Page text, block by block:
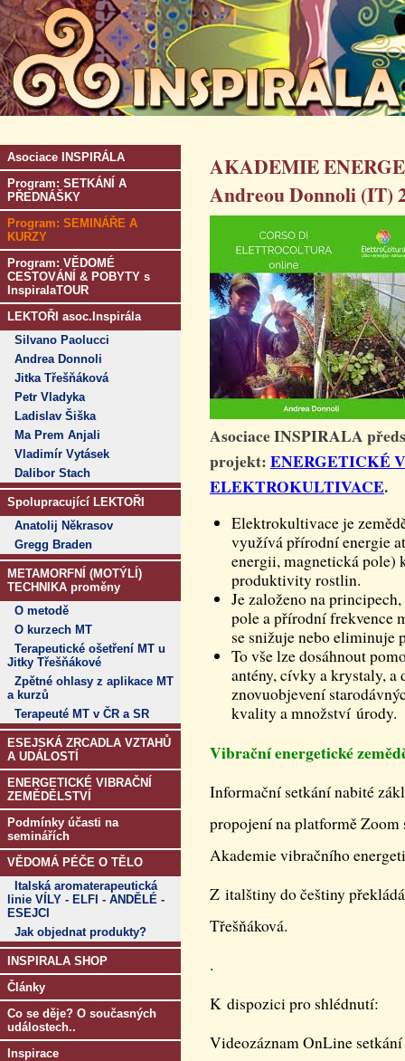
Asociace INSPIRÁLA
Program: SETKÁNÍ A
PŘEDNÁŠKY
Program: SEMINÁŘE A
KURZY
Program: VĚDOMÉ
CESTOVÁNÍ & POBYTY s
InspiralaTOUR
LEKTOŘI asoc.Inspirála
Silvano Paolucci
Andrea Donnoli
Jitka Třešňáková
Petr Vladyka
Ladislav Šiška
Ma Prem Anjali
Vladimír Vytásek
Dalibor Stach
Spolupracující LEKTOŘI
Anatolij Někrasov
Gregg Braden
METAMORFNÍ (MOTÝLÍ)
TECHNIKA proměny
O metodě
O kurzech MT
Terapeutické ošetření MT u
Jitky Třešňákové
Zpětné ohlasy z aplikace MT
a kurzů
Terapeuté MT v ČR a SR
ESEJSKÁ ZRCADLA VZTAHŮ
A UDÁLOSTÍ
ENERGETICKÉ VIBRAČNÍ
ZEMĚDĚLSTVÍ
Podmínky účasti na
seminářích
VĚDOMÁ PÉČE O TĚLO
Italská aromaterapeutická
linie VÍLY - ELFI - ANDĚLÉ -
ESEJCI
Jak objednat produkty?
INSPIRALA SHOP
Články
Co se děje? O současných
událostech..
Inspirace
AKADEMIE
Andreou Donnoli (IT)
Asociace INSPIRALA
projekt:ENERGETICKÉ
ELEKTROKULTIVACE.
Elektrokultivace je
využívá přírodní energie
energii, magnetická pole)
produktivity rostlin.
Je založeno na
pole a přírodní frekvence
se snižuje nebo eliminuje
To vše lze dosáhnout
antény, cívky a krystaly, a
znovuobjevení
kvality a množství úrody.
Vibrační energetické
Informační setkání nabité
propojení na platformě
Akademie vibračního
Z italštiny do češtiny
Třešňáková.
.
K dispozici pro shlédnutí:
Videozáznam OnLine